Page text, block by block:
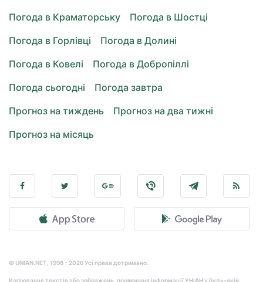
Погода в Краматорську
Погода в Шостці
Погода в Горлівці
Погода в Долині
Погода в Ковелі
Погода в Добропіллі
Погода сьогодні
Погода завтра
Прогноз на тиждень
Прогноз на два тижні
Прогноз на місяць
© UNIAN.NET, 1998 - 2026 Усі права дотримано.
Копіювання текстів або зображень, поширення інформації УНІАН у будь-якій